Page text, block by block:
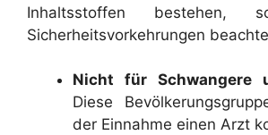
Inhaltsstoffen bestehen,
Sicherheitsvorkehrungen
Nicht für Schwangere
Diese
der Einnahme einen Arzt